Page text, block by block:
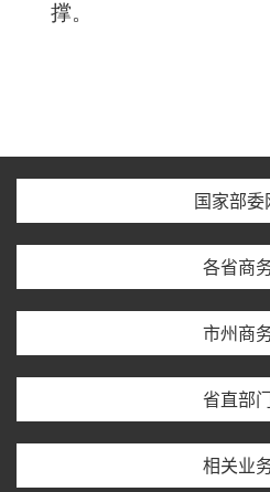
撑。
国家部委
各省商
市州商
省直部
相关业